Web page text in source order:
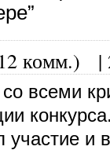
комм.) |
всеми
конкурса.
участие